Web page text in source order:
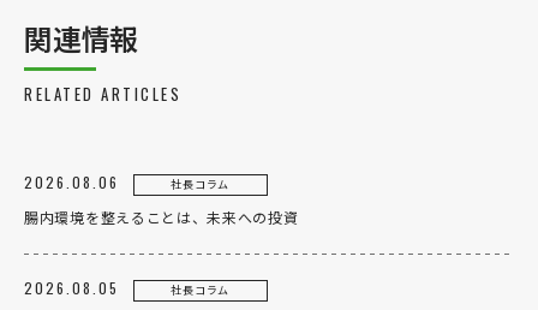
関連情報
RELATED ARTICLES
2026.08.06 社長コラム
腸内環境を整えることは、未来への投資
2026.08.05 社長コラム